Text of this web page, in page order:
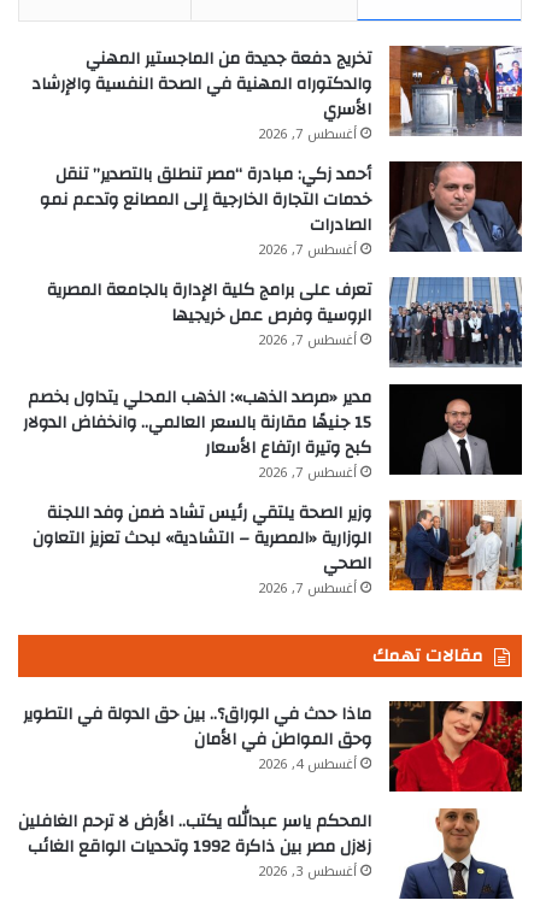
تخريج دفعة جديدة من الماجستير المهني
والدكتوراه المهنية في الصحة النفسية والإرشاد
الأسري
أغسطس 7, 2026
أحمد زكي: مبادرة “مصر تنطلق بالتصدير” تنقل
خدمات التجارة الخارجية إلى المصانع وتدعم نمو
الصادرات
أغسطس 7, 2026
تعرف على برامج كلية الإدارة بالجامعة المصرية
الروسية وفرص عمل خريجيها
أغسطس 7, 2026
مدير «مرصد الذهب»: الذهب المحلي يتداول بخصم
15 جنيهًا مقارنة بالسعر العالمي.. وانخفاض الدولار
كبح وتيرة ارتفاع الأسعار
أغسطس 7, 2026
وزير الصحة يلتقي رئيس تشاد ضمن وفد اللجنة
الوزارية «المصرية – التشادية» لبحث تعزيز التعاون
الصحي
أغسطس 7, 2026
مقالات تهمك
ماذا حدث في الوراق؟.. بين حق الدولة في التطوير
وحق المواطن في الأمان
أغسطس 4, 2026
المحكم ياسر عبدالله يكتب.. الأرض لا ترحم الغافلين
زلازل مصر بين ذاكرة 1992 وتحديات الواقع الغائب
أغسطس 3, 2026